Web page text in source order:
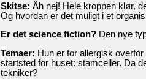
Skitse: Åh nej! Hele kroppen klør,
Og hvordan er det muligt i et
Er det science fiction? Den nye
Temaer: Hun er for allergisk
startsted for huset: stamceller. Da
tekniker?